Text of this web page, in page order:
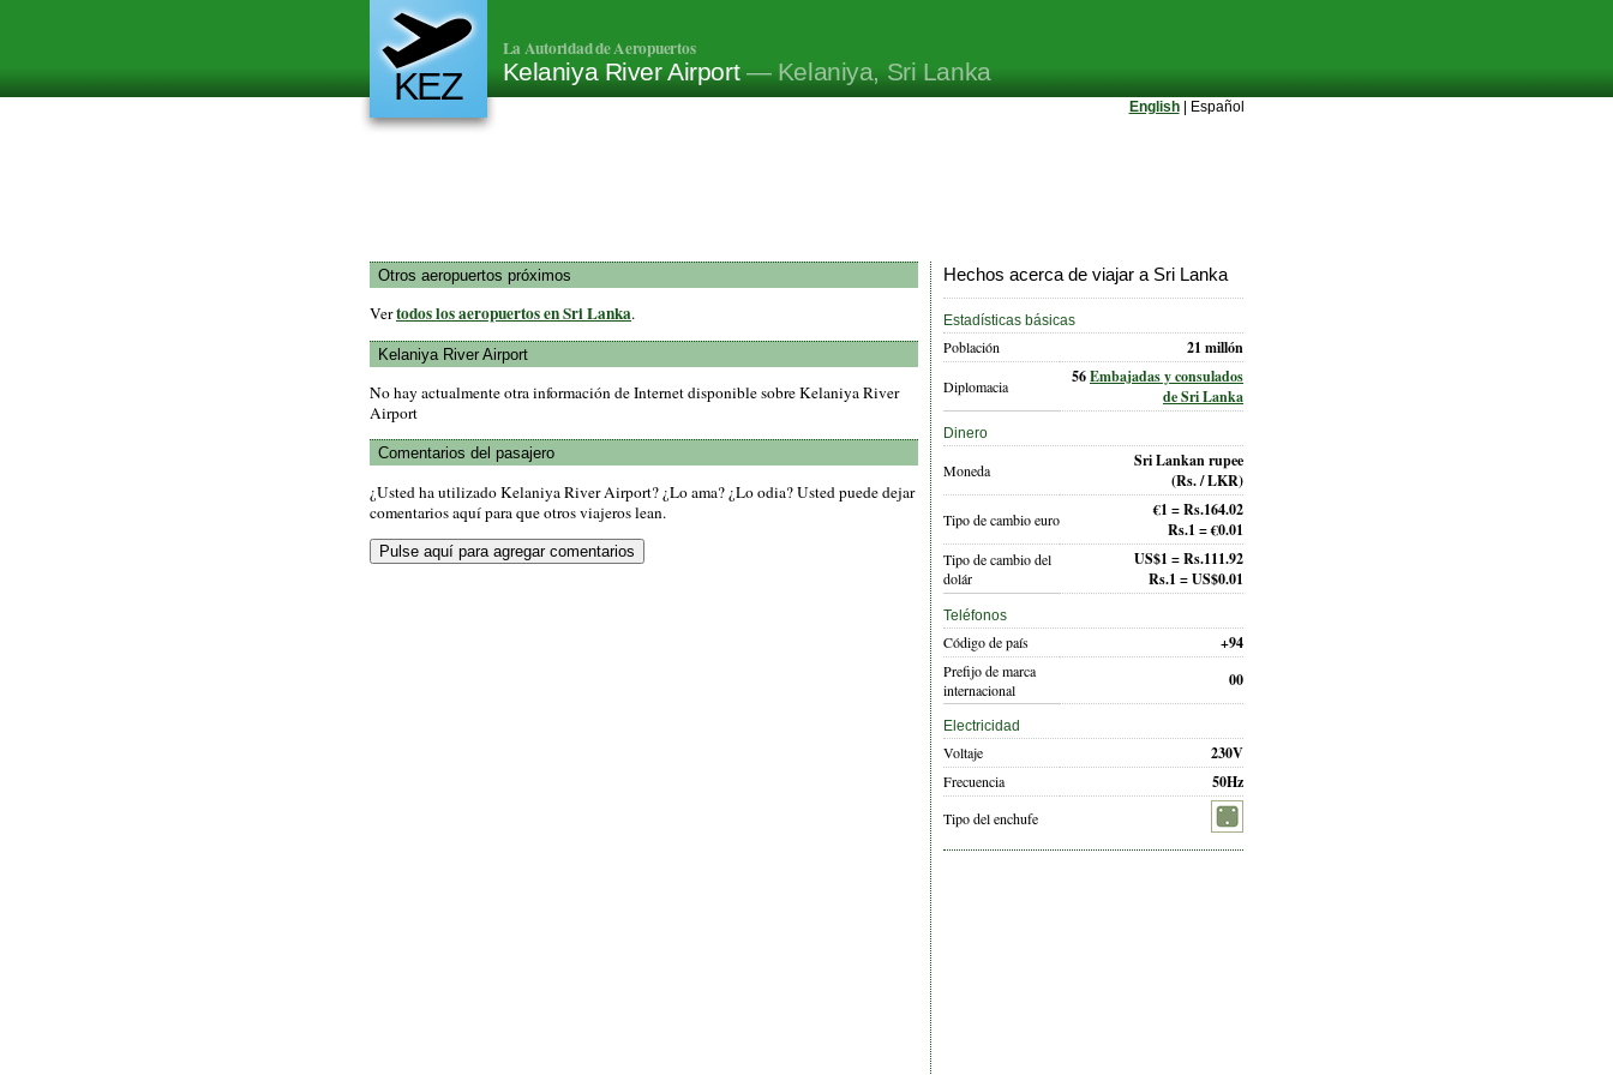
KEZ
La Autoridad de Aeropuertos
Kelaniya River Airport — Kelaniya, Sri Lanka
English| Español
Otros aeropuertos próximos
Vertodos los aeropuertos en Sri Lanka.
Kelaniya River Airport
No hay actualmente otra información de Internet disponible sobre Kelaniya River
Airport
Comentarios del pasajero
¿Usted ha utilizado Kelaniya River Airport? ¿Lo ama? ¿Lo odia? Usted puede dejar
comentarios aquí para que otros viajeros lean.
Hechos acerca de viajar a Sri Lanka
Estadísticas básicas
Población 21 millón
Diplomacia 56Embajadas y consulados
de Sri Lanka
Dinero
Moneda
Sri Lankan rupee
(Rs. / LKR)
Tipo de cambio euro
€1 = Rs.164.02
Rs.1 = €0.01
Tipo de cambio del
dolár
US$1 = Rs.111.92
Rs.1 = US$0.01
Teléfonos
Código de país +94
Prefijo de marca
internacional
00
Electricidad
Voltaje 230V
Frecuencia 50Hz
Tipo del enchufe